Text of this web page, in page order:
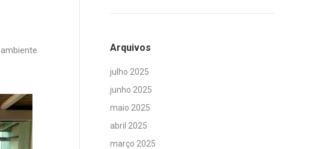
Arquivos
julho 2025
junho 2025
maio 2025
abril 2025
março 2025